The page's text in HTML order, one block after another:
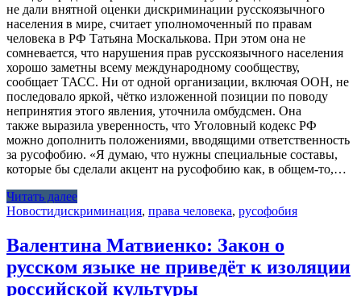
не дали внятной оценки дискриминации русскоязычного
населения в мире, считает уполномоченный по правам
человека в РФ Татьяна Москалькова. При этом она не
сомневается, что нарушения прав русскоязычного населения
хорошо заметны всему международному сообществу,
сообщает ТАСС. Ни от одной организации, включая ООН, не
последовало яркой, чётко изложенной позиции по поводу
непринятия этого явления, уточнила омбудсмен. Она
также выразила уверенность, что Уголовный кодекс РФ
можно дополнить положениями, вводящими ответственность
за русофобию. «Я думаю, что нужны специальные составы,
которые бы сделали акцент на русофобию как, в общем-то,…
Читать далее
Новостидискриминация, права человека, русофобия
Валентина Матвиенко: Закон о
русском языке не приведёт к изоляции
российской культуры